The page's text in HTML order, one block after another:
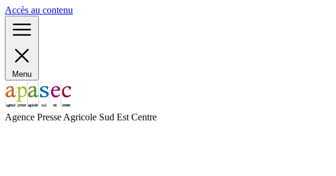
Accès au contenu
Menu
Agence Presse Agricole Sud Est Centre
Panneau de gestion des cookies